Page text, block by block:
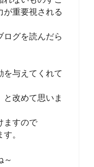
が重要視される
ログを読んだら
を与えてくれて
と改めて思いま
ますので
。
～